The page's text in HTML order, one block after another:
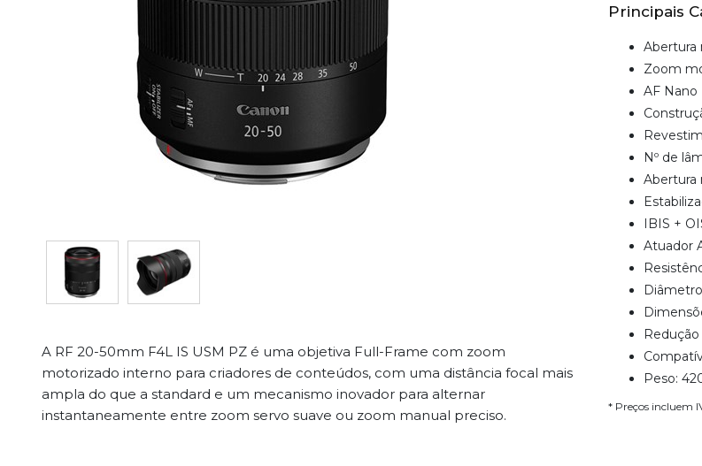
A RF 20-50mm F4L IS USM PZ é uma objetiva Full-Frame com zoom
motorizado interno para criadores de conteúdos, com uma distância focal mais
ampla do que a standard e um mecanismo inovador para alternar
instantaneamente entre zoom servo suave ou zoom manual preciso.
Principais
Abertura
Zoom
AF Nano
Nº de
Abertura
IBIS +
Atuador
Peso:
* Preços incluem